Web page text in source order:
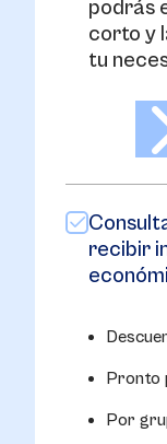
podrás
corto y
tu
recibir
Pronto
Por